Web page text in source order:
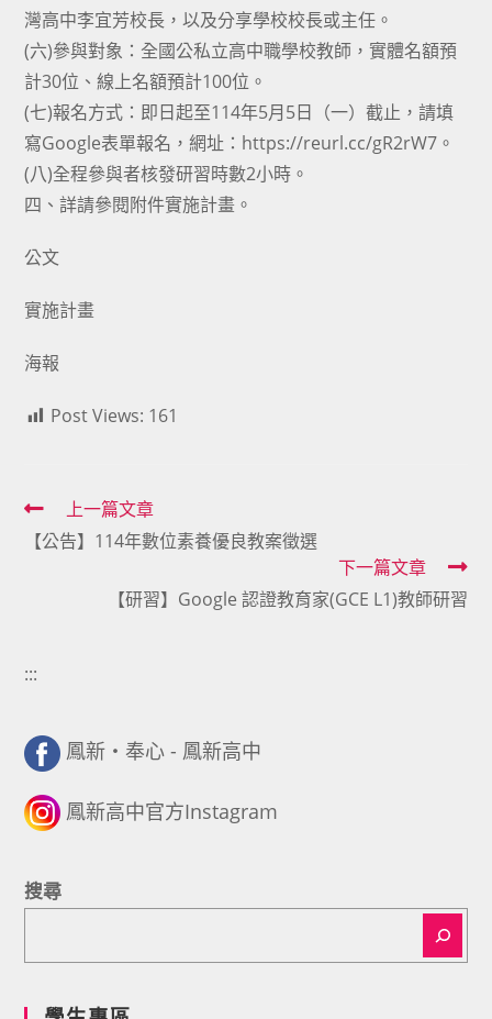
灣高中李宜芳校長，以及分享學校校長或主任。
(六)參與對象：全國公私立高中職學校教師，實體名額預
計30位、線上名額預計100位。
(七)報名方式：即日起至114年5月5日（一）截止，請填
寫Google表單報名，網址：https://reurl.cc/gR2rW7。
(八)全程參與者核發研習時數2小時。
四、詳請參閱附件實施計畫。
公文
實施計畫
海報
Post Views: 161
Read
more
上一篇文章
【公告】114年數位素養優良教案徵選
下一篇文章
【研習】Google 認證教育家(GCE L1)教師研習
:::
鳳新・奉心 - 鳳新高中
鳳新高中官方Instagram
搜尋